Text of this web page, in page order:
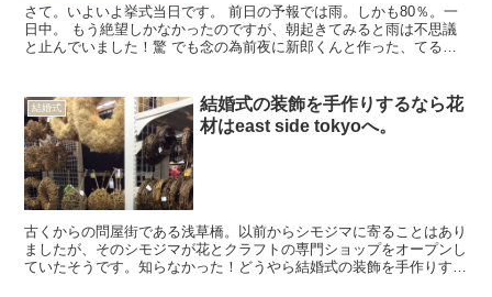
さて。いよいよ挙式当日です。 前日の予報では雨。しかも80％。一
日中。 もう絶望しかなかったのですが、朝起きてみると雨は不思議
と止んでいました！驚 でも念の為前夜に新郎くんと作った、てるて
結婚式
結婚式の装飾を手作りするなら花
材はeast side tokyoへ。
古くからの問屋街である浅草橋。以前からシモジマに寄ることはあり
ましたが、そのシモジマが花とクラフトの専門ショップをオープンし
ていたそうです。知らなかった！どうやら結婚式の装飾を手作りする